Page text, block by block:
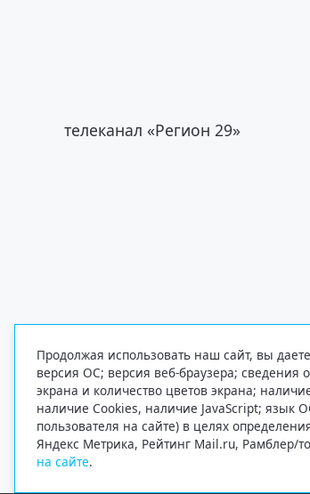
телеканал «Регион 29»
Продолжая использовать наш сайт, вы
версия ОС; версия веб-браузера; сведения
экрана и количество цветов экрана;
наличие Cookies, наличие JavaScript; язык
пользователя на сайте) в целях
Яндекс Метрика, Рейтинг Mail.ru, Рамблер/
на сайте.